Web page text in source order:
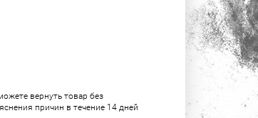
вернуть товар без
причин в течение 14 дней